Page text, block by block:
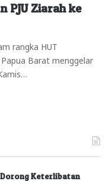
PJU Ziarah ke
rangka HUT
Barat menggelar
Keterlibatan